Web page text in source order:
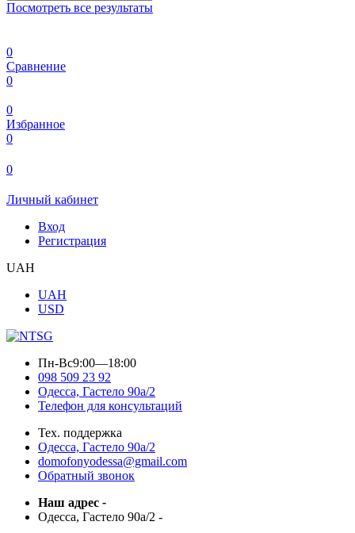
Посмотреть все результаты
0
Сравнение
0
0
Избранное
0
0
Личный кабинет
Вход
Регистрация
UAH
UAH
USD
Пн-Вс9:00—18:00
098 509 23 92
Одесса, Гастело 90а/2
Телефон для консультаций
Тех. поддержка
Одесса, Гастело 90а/2
domofonyodessa@gmail.com
Обратный звонок
Наш адрес -
Одесса, Гастело 90а/2 -